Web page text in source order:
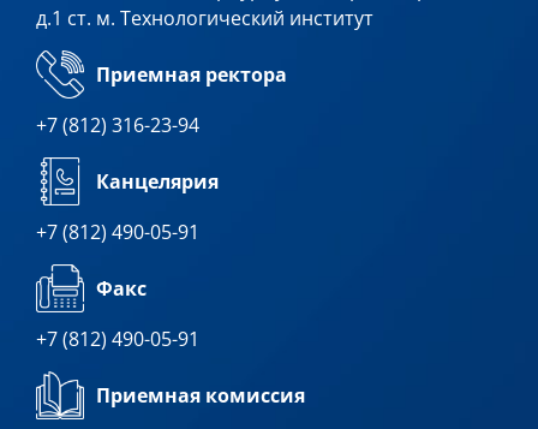
д.1 ст. м. Технологический институт
Приемная ректора
+7 (812) 316-23-94
Канцелярия
+7 (812) 490-05-91
Факс
+7 (812) 490-05-91
Приемная комиссия